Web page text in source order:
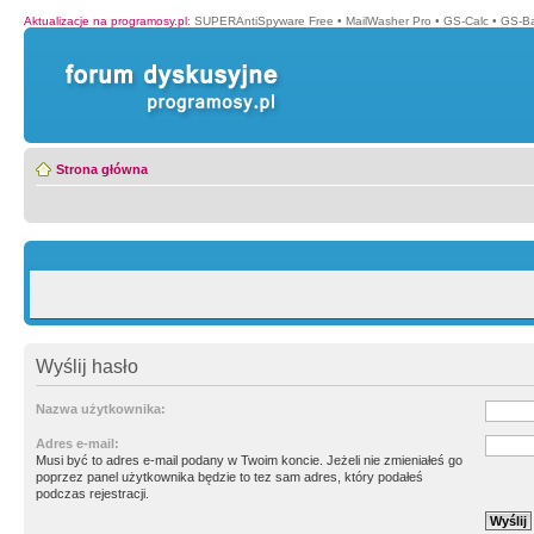
Aktualizacje na programosy.pl: SUPERAntiSpyware Free • MailWasher Pro • GS-Calc • GS-
Strona główna
Wyślij hasło
Nazwa użytkownika:
Adres e-mail:
Musi być to adres e-mail podany w Twoim koncie. Jeżeli nie zmieniałeś go
poprzez panel użytkownika będzie to tez sam adres, który podałeś
podczas rejestracji.